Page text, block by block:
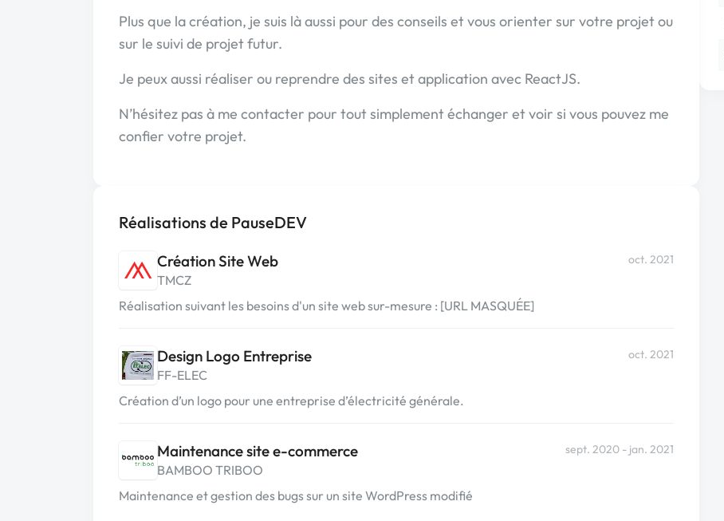
Plus que la création, je suis là aussi pour des conseils et vous orienter sur votre projet ou
sur le suivi de projet futur.
Je peux aussi réaliser ou reprendre des sites et application avec ReactJS.
N’hésitez pas à me contacter pour tout simplement échanger et voir si vous pouvez me
confier votre projet.
Réalisations de PauseDEV
Création Site Web
TMCZ
oct. 2021
Réalisation suivant les besoins d'un site web sur-mesure : [URL MASQUÉE]
Design Logo Entreprise
FF-ELEC
oct. 2021
Création d’un logo pour une entreprise d’électricité générale.
Maintenance site e-commerce
BAMBOO TRIBOO
sept. 2020 - jan. 2021
Maintenance et gestion des bugs sur un site WordPress modifié